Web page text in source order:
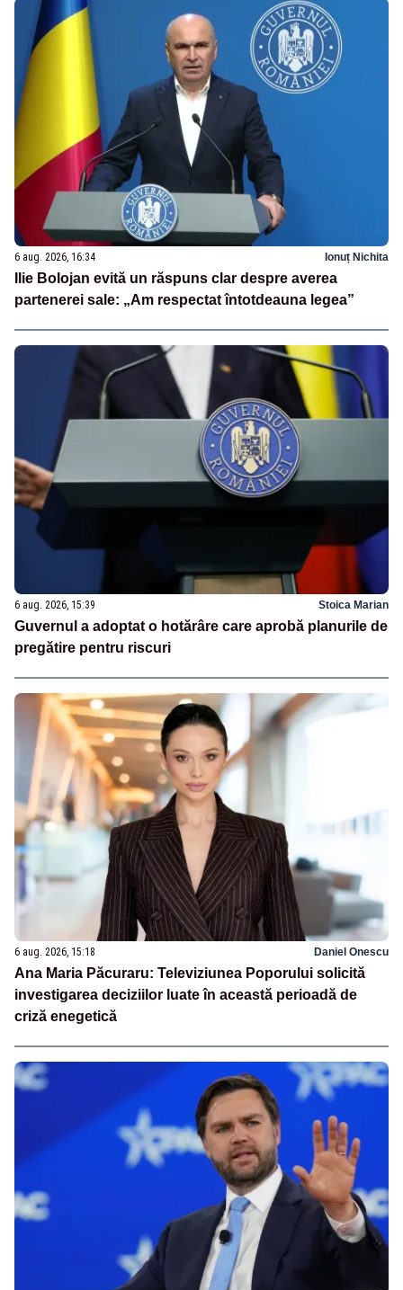
6 aug. 2026, 16:34 Ionuț Nichita
Ilie Bolojan evită un răspuns clar despre averea
partenerei sale: „Am respectat întotdeauna legea”
6 aug. 2026, 15:39 Stoica Marian
Guvernul a adoptat o hotărâre care aprobă planurile de
pregătire pentru riscuri
6 aug. 2026, 15:18 Daniel Onescu
Ana Maria Păcuraru: Televiziunea Poporului solicită
investigarea deciziilor luate în această perioadă de
criză enegetică